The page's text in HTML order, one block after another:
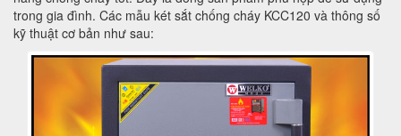
trong gia đình. Các mẫu két sắt chống cháy KCC120 và thông số
kỹ thuật cơ bản như sau: